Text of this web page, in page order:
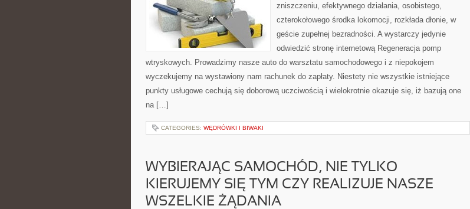
zniszczeniu, efektywnego działania, osobistego,
czterokołowego środka lokomocji, rozkłada dłonie, w
geście zupełnej bezradności. A wystarczy jedynie
odwiedzić stronę internetową Regeneracja pomp
wtryskowych. Prowadzimy nasze auto do warsztatu samochodowego i z niepokojem
wyczekujemy na wystawiony nam rachunek do zapłaty. Niestety nie wszystkie istniejące
punkty usługowe cechują się doborową uczciwością i wielokrotnie okazuje się, iż bazują one
na […]
CATEGORIES: WĘDRÓWKI I BIWAKI
WYBIERAJĄC SAMOCHÓD, NIE TYLKO
KIERUJEMY SIĘ TYM CZY REALIZUJE NASZE
WSZELKIE ŻĄDANIA